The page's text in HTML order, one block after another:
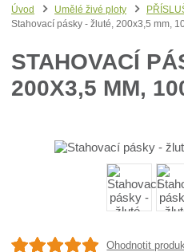
Úvod Umělé živé ploty
Stahovací pásky - žluté, 200x3,5 mm,
STAHOVACÍ
200X3,5 MM,
Ohodnotit